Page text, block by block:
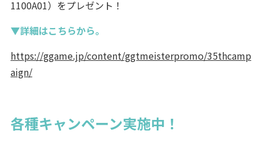
1100A01）をプレゼント！
▼詳細はこちらから。
https://ggame.jp/content/ggtmeisterpromo/35thcamp
aign/
各種キャンペーン実施中！